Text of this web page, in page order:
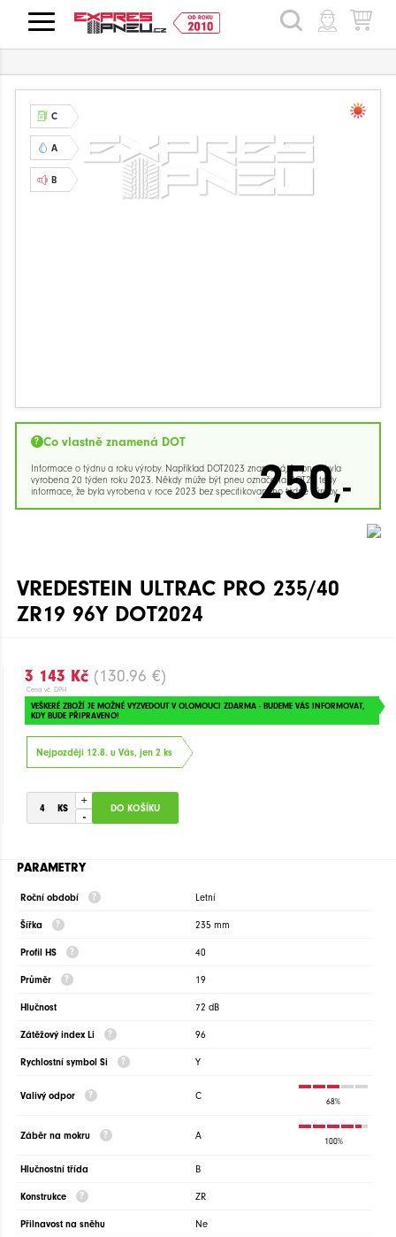
HLEDAT
C
A
B
Co vlastně znamená DOT
Informace o týdnu a roku výroby. Například DOT2023 znamená, že pneu byla
vyrobena 20 týden roku 2023. Někdy může být pneu označena DOT23 tedy
informace, že byla vyrobena v roce 2023 bez specifikovaného týdne výroby.
250,-
VREDESTEIN ULTRAC PRO 235/40
ZR19 96Y DOT2024
3 143 Kč (130.96 €)
Cena vč. DPH
VEŠKERÉ ZBOŽÍ JE MOŽNÉ VYZVEDOUT V OLOMOUCI ZDARMA - BUDEME VÁS INFORMOVAT,
KDY BUDE PŘIPRAVENO!
Nejpozději 12.8. u Vás, jen 2 ks
+
-
PARAMETRY
Roční období Letní
Šířka 235 mm
Profil HS 40
Průměr 19
Hlučnost 72 dB
Zátěžový index Li 96
Rychlostní symbol Si Y
Valivý odpor C
68%
Záběr na mokru A
100%
Hlučnostní třída B
Konstrukce ZR
Přilnavost na sněhu Ne